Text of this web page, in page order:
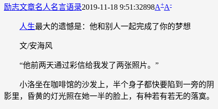
励志文章名人名言语录2019-11-18 9:51:32898A+A-
人生最大的遗憾是：他和别人一起完成了你的梦想
文/安海风
“他前两天通过彩信给我发了两张照片。”
小洛坐在咖啡馆的沙发上，半个身子都快要陷到一旁的阴
影里，昏黄的灯光照在她一半的脸上，有种若有若无的落寞。